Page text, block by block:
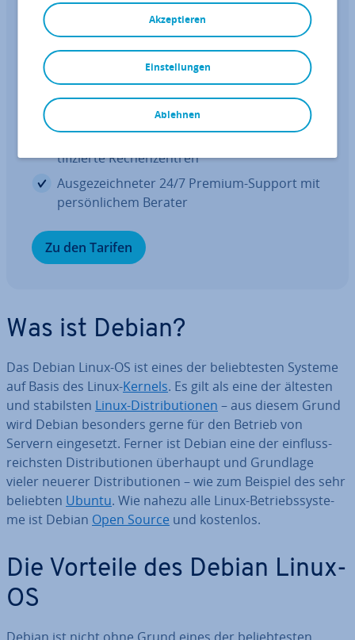
vServer / VPS
VPS un­schlag­bar günstig auf Dell En­
ter­pri­se Servern
1 Gbit/s, un­be­grenzt Traffic & mehr Cores
ti­fi­zier­te Re­chen­zen­tren
Aus­ge­zeich­ne­ter 24/7 Premium-Support mit
per­sön­li­chem Berater
Zu den Tarifen
Was ist Debian?
Das Debian Linux-OS ist eines der be­lieb­tes­ten Systeme
auf Basis des Linux-Kernels. Es gilt als eine der ältesten
und sta­bils­ten Linux-Dis­tri­bu­tio­nen – aus diesem Grund
wird Debian besonders gerne für den Betrieb von
Servern ein­ge­setzt. Ferner ist Debian eine der ein­fluss­
reichs­ten Dis­tri­bu­tio­nen überhaupt und Grundlage
vieler neuerer Dis­tri­bu­tio­nen – wie zum Beispiel des sehr
beliebten Ubuntu. Wie nahezu alle Linux-Be­triebs­sys­te­
me ist Debian Open Source und kostenlos.
Die Vorteile des Debian Linux-
OS
Akzeptieren
Ablehnen
Einstellungen